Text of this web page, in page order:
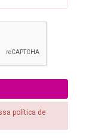
política de